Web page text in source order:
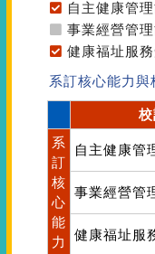
自主健康管
事業經營管理
健康福址服
系訂核心能力與
系
訂
核
心
能
力
自主健康管
事業經營管
健康福址服